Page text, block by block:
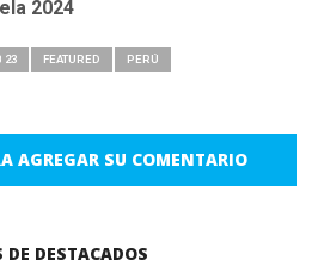
23 FEATURED PERÚ
AGREGAR SU COMENTARIO
DE DESTACADOS